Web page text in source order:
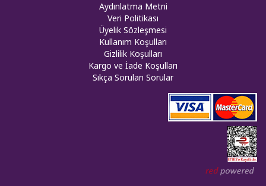
Aydınlatma Metni
Veri Politikası
Üyelik Sözleşmesi
Kullanım Koşulları
Gizlilik Koşulları
Kargo ve İade Koşulları
Sıkça Sorulan Sorular
Web